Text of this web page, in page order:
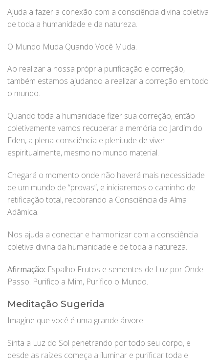
Ajuda a fazer a conexão com a consciência divina coletiva
de toda a humanidade e da natureza.
O Mundo Muda Quando Você Muda.
Ao realizar a nossa própria purificação e correção,
também estamos ajudando a realizar a correção em todo
o mundo.
Quando toda a humanidade fizer sua correção, então
coletivamente vamos recuperar a memória do Jardim do
Eden, a plena consciência e plenitude de viver
espiritualmente, mesmo no mundo material.
Chegará o momento onde não haverá mais necessidade
de um mundo de “provas”, e iniciaremos o caminho de
retificação total, recobrando a Consciência da Alma
Adâmica.
Nos ajuda a conectar e harmonizar com a consciência
coletiva divina da humanidade e de toda a natureza.
Afirmação: Espalho Frutos e sementes de Luz por Onde
Passo. Purifico a Mim, Purifico o Mundo.
Meditação Sugerida
Imagine que você é uma grande árvore.
Sinta a Luz do Sol penetrando por todo seu corpo, e
desde as raízes começa a iluminar e purificar toda e